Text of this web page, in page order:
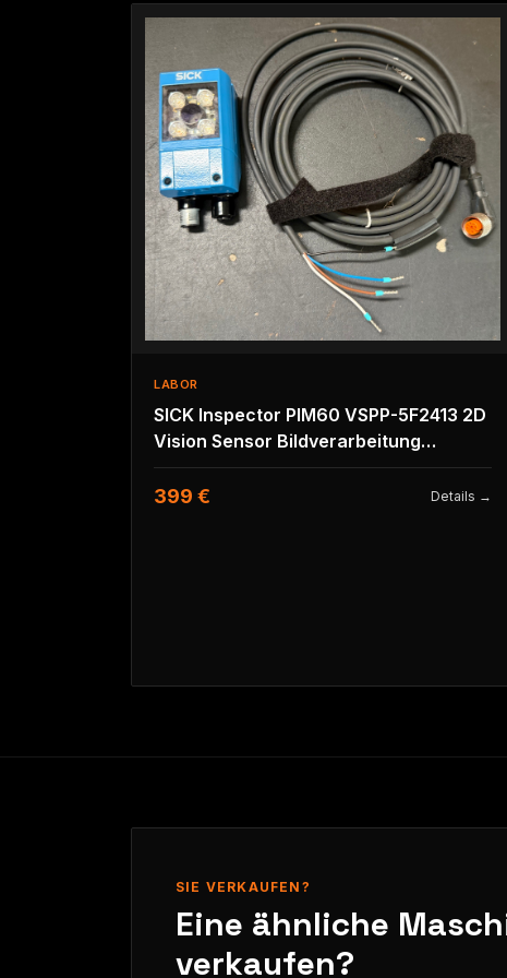
LABOR
SICK Inspector PIM60 VSPP-5F2413 2D
Vision Sensor Bildverarbeitung
640x480
399 € Details →
SIE VERKAUFEN?
Eine ähnliche
verkaufen?